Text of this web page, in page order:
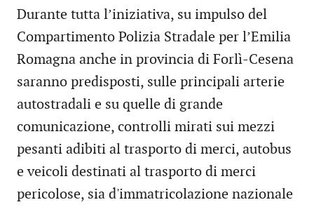
Durante tutta l’iniziativa, su impulso del
Compartimento Polizia Stradale per l’Emilia
Romagna anche in provincia di Forlì-Cesena
saranno predisposti, sulle principali arterie
autostradali e su quelle di grande
comunicazione, controlli mirati sui mezzi
pesanti adibiti al trasporto di merci, autobus
e veicoli destinati al trasporto di merci
pericolose, sia d'immatricolazione nazionale